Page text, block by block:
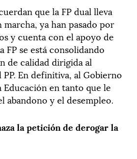
que la FP dual lleva
marcha, ya han pasado por
y cuenta con el apoyo de
FP se está consolidando
de calidad dirigida al
PP. En definitiva, al Gobierno
Educación en tanto que le
abandono y el desempleo.
la petición de derogar la